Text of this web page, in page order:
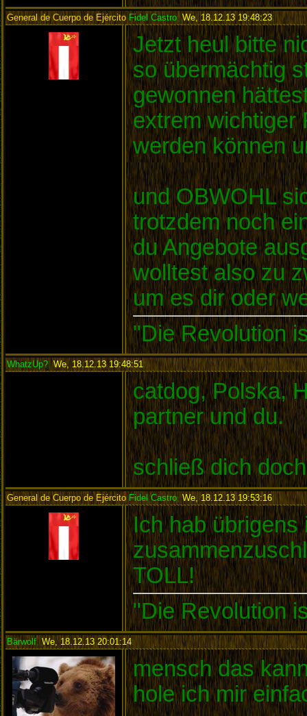
General de Cuerpo de Ejército Fidel Castro,We, 18.12.13 19:48:23:
Jetzt heul bitte
so übermächtig
gewonnen
extrem wichtiger
werden können
und OBWOHL
trotzdem noch
du Angebote
wolltest also zu
um es dir oder
"Die Revolution
WhatzUp? ,We, 18.12.13 19:48:51 :
catdog, Polska,
partner und du.
schließ dich
General de Cuerpo de Ejército Fidel Castro We, 18.12.13 19:53:16:
Ich hab übrigens
TOLL!
"Die Revolution
Bärwolf, We, 18.12.13 20:01:14:
mensch das
hole ich mir